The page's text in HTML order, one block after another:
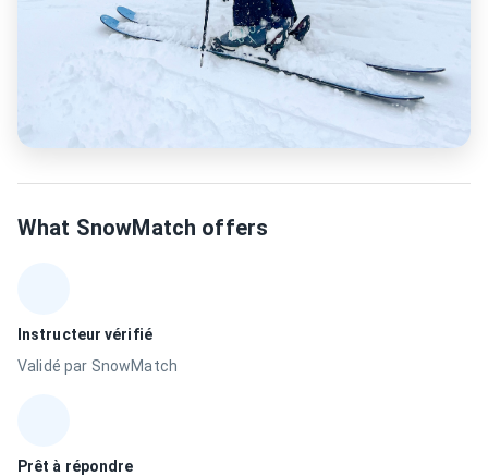
What SnowMatch offers
Instructeur vérifié
Validé par SnowMatch
Prêt à répondre